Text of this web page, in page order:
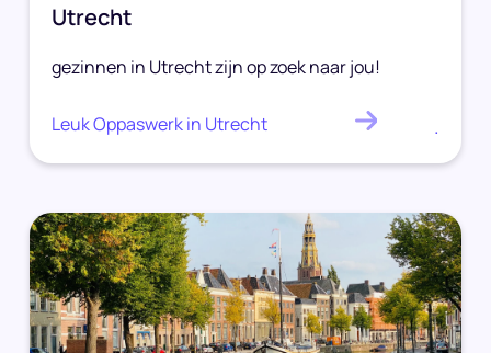
Utrecht
gezinnen in Utrecht zijn op zoek naar jou!
Leuk Oppaswerk in Utrecht .